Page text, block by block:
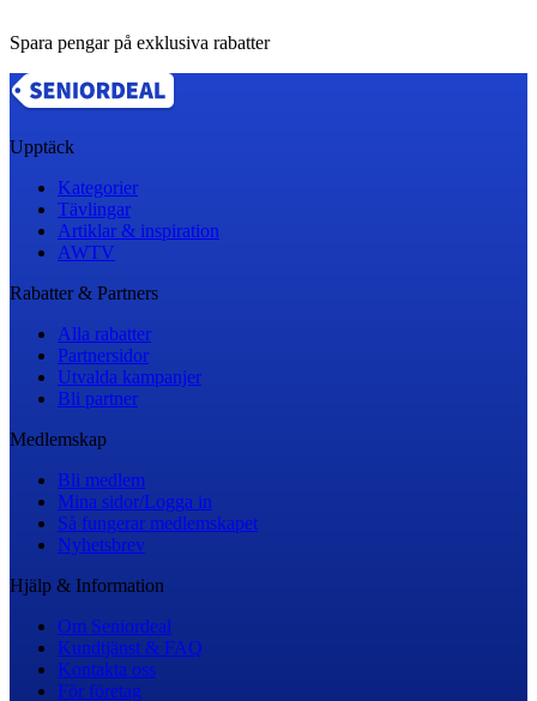
Spara pengar på exklusiva rabatter
Upptäck
Kategorier
Tävlingar
Artiklar & inspiration
AWTV
Rabatter & Partners
Alla rabatter
Partnersidor
Utvalda kampanjer
Bli partner
Medlemskap
Bli medlem
Mina sidor/Logga in
Så fungerar medlemskapet
Nyhetsbrev
Hjälp & Information
Om Seniordeal
Kundtjänst & FAQ
Kontakta oss
För företag